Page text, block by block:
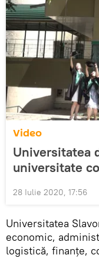
Video
Universitatea
universitate
28 Iulie 2020, 17:56
Universitatea
economic,
logistică, finanțe,